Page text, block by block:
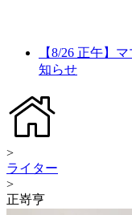
【8/26 正午】
知らせ
>
ライター
>
正嵜亨